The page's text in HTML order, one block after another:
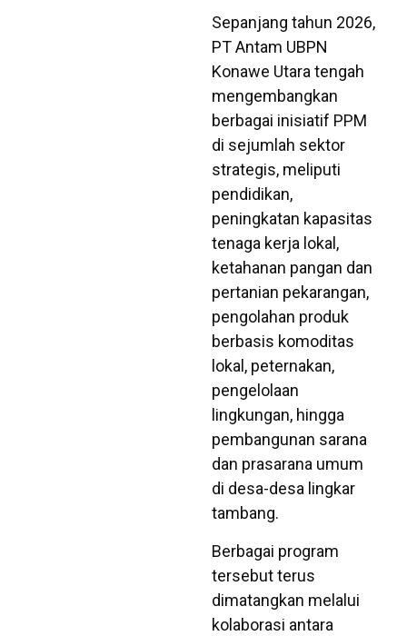
Sepanjang tahun 2026,
PT Antam UBPN
Konawe Utara tengah
mengembangkan
berbagai inisiatif PPM
di sejumlah sektor
strategis, meliputi
pendidikan,
peningkatan kapasitas
tenaga kerja lokal,
ketahanan pangan dan
pertanian pekarangan,
pengolahan produk
berbasis komoditas
lokal, peternakan,
pengelolaan
lingkungan, hingga
pembangunan sarana
dan prasarana umum
di desa-desa lingkar
tambang.
Berbagai program
tersebut terus
dimatangkan melalui
kolaborasi antara